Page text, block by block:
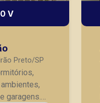
V
Preto/SP
garagens.